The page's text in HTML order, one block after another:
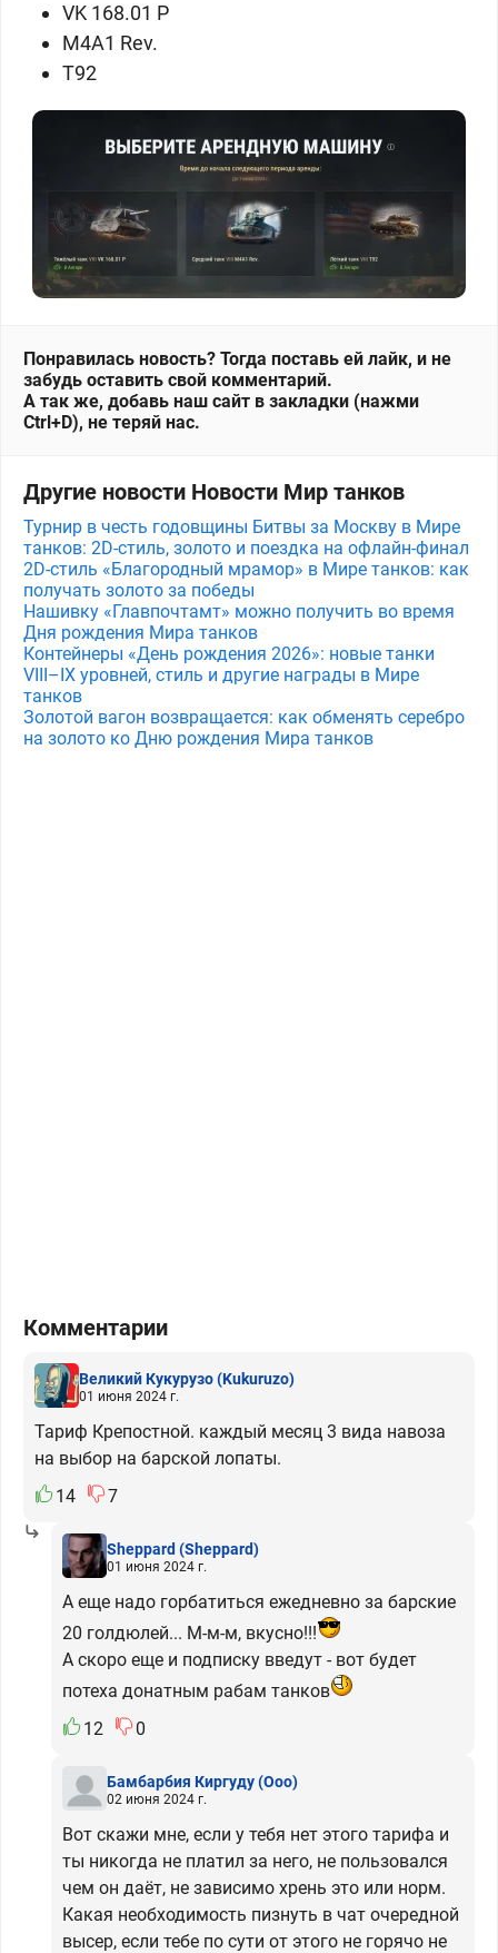
VK 168.01 P
M4A1 Rev.
T92
Понравилась новость? Тогда поставь ей лайк, и не
забудь оставить свой комментарий.
А так же, добавь наш сайт в закладки (нажми
Ctrl+D), не теряй нас.
Другие новости Новости Мир танков
Турнир в честь годовщины Битвы за Москву в Мире
танков: 2D-стиль, золото и поездка на офлайн-финал
2D-стиль «Благородный мрамор» в Мире танков: как
получать золото за победы
Нашивку «Главпочтамт» можно получить во время
Дня рождения Мира танков
Контейнеры «День рождения 2026»: новые танки
VIII–IX уровней, стиль и другие награды в Мире
танков
Золотой вагон возвращается: как обменять серебро
на золото ко Дню рождения Мира танков
Комментарии
Великий Кукурузо(Kukuruzo)
01 июня 2024 г.
Тариф Крепостной. каждый месяц 3 вида навоза
на выбор на барской лопаты.
14
7
Sheppard(Sheppard)
01 июня 2024 г.
А еще надо горбатиться ежедневно за барские
20 голдюлей... М-м-м, вкусно!!!
А скоро еще и подписку введут - вот будет
потеха донатным рабам танков
12
0
Бамбарбия Киргуду(Ooo)
02 июня 2024 г.
Вот скажи мне, если у тебя нет этого тарифа и
ты никогда не платил за него, не пользовался
чем он даёт, не зависимо хрень это или норм.
Какая необходимость пизнуть в чат очередной
высер, если тебе по сути от этого не горячо не